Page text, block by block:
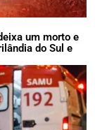
um morto e
do Sul e